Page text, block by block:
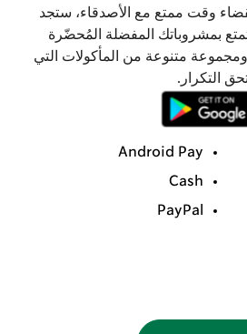
وقت ممتع مع الأصدقاء، ستجد
بمشروباتك المفضلة المُحضّرة
ومجموعة متنوعة من المأكولات التي
التكرار.
Android Pay
Cash
PayPal